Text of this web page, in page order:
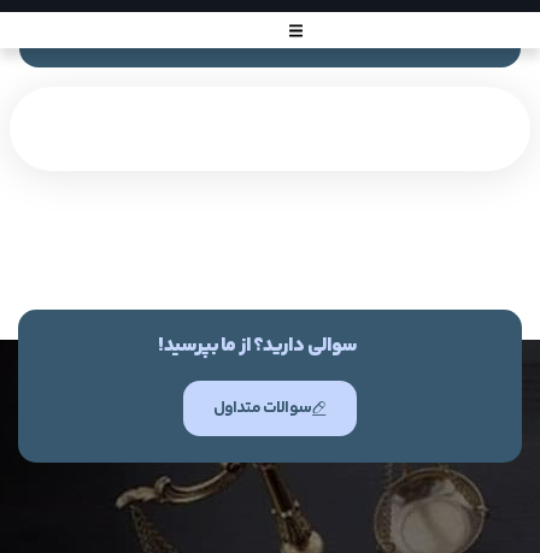
سوالی دارید؟ از ما بپرسید!
سوالات متداول